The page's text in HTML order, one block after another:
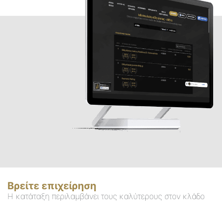
Βρείτε επιχείρηση
Η κατάταξη περιλαμβάνει τους καλύτερους στον κλάδο